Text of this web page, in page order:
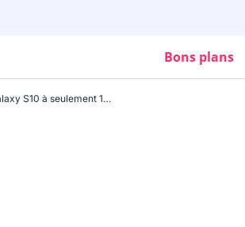
Bons plans
French Days : le Samsung Galaxy S10 à seulement 1€ avec SFR